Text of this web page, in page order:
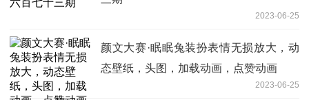
2023-06-25
颜文大赛·眠眠兔装扮表情无损放大，动
态壁纸，头图，加载动画，点赞动画
2023-06-25